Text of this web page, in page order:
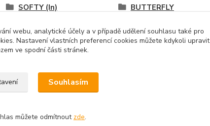
SOFTY (In) BUTTERFLY
webu, analytické účely a v případě udělení souhlasu také pro
Nastavení vlastních preferencí cookies můžete kdykoli upravit
ve spodní části stránek.
Souhlasím
můžete odmítnout zde.